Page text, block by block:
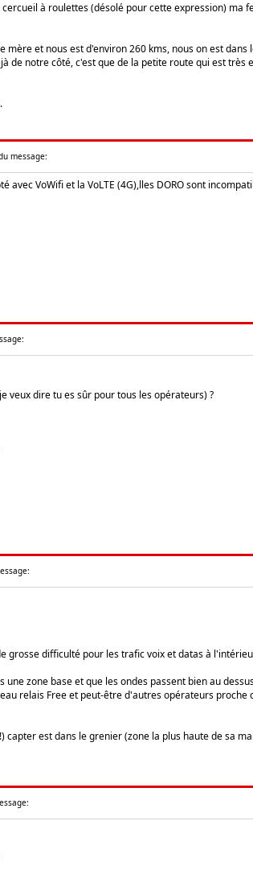
à roulettes (désolé pour cette expression) ma
et nous est d'environ 260 kms, nous on est
de notre côté, c'est que de la petite route qui est très
message:
avec VoWifi et la VoLTE (4G),lles DORO sont
veux dire tu es sûr pour tous les opérateurs) ?
grosse difficulté pour les trafic voix et datas à
zone base et que les ondes passent bien au
relais Free et peut-être d'autres opérateurs proche
capter est dans le grenier (zone la plus haute de sa